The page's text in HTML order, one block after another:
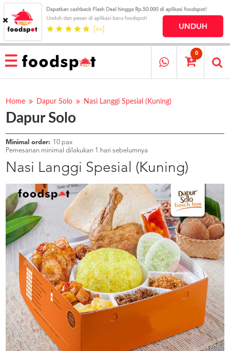
HOME
MENU
RESTAURANT
PESAN
OUR
COMPANY
KATA
MEREKA
KATALOG
PROGRAM
FAQ
ABOUT
US
CATERERS
TERMS
&
CONDITIONS
CALL
CENTER
021
5091
3494
0
Home Dapur Solo Nasi Langgi Spesial (Kuning)
Dapur Solo
Minimal order: 10 pax
Pemesanan minimal dilakukan 1 hari sebelumnya
Nasi Langgi Spesial (Kuning)